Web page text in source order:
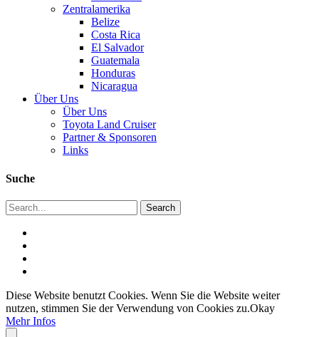
Zentralamerika
Belize
Costa Rica
El Salvador
Guatemala
Honduras
Nicaragua
Über Uns
Über Uns
Toyota Land Cruiser
Partner & Sponsoren
Links
Suche
Diese Website benutzt Cookies. Wenn Sie die Website weiter
nutzen, stimmen Sie der Verwendung von Cookies zu.Okay
Mehr Infos